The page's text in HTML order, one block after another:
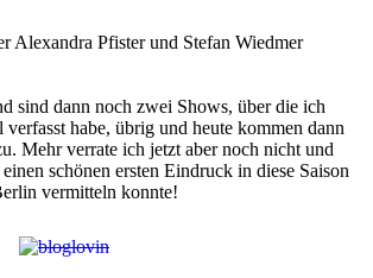
Alexandra Pfister und Stefan Wiedmer
sind dann noch zwei Shows, über die ich
habe, übrig und heute kommen dann
Mehr verrate ich jetzt aber noch nicht und
schönen ersten Eindruck in diese Saison
vermitteln konnte!